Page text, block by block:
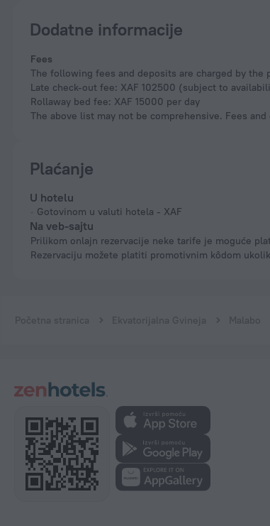
Dodatne informacije
Fees
The following fees and deposits are charged by
Late check-out fee: XAF 102500 (subject to
Rollaway bed fee: XAF 15000 per day
The above list may not be comprehensive. Fees
Plaćanje
U hotelu
Gotovinom u valuti hotela - XAF
Na veb-sajtu
Prilikom onlajn rezervacije neke tarife je moguće platiti karticom.
Rezervaciju možete platiti promotivnim kôdom
Početna stranica Ekvatorijalna Gvineja Malabo